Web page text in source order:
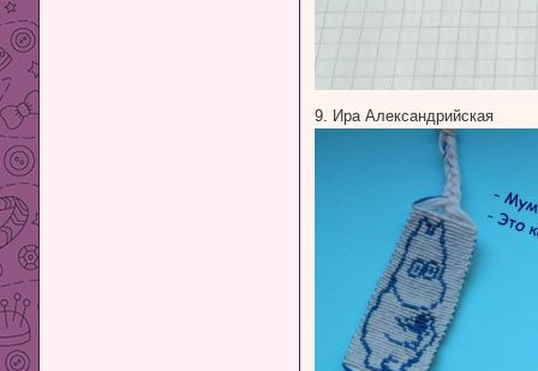
9. Ира Александрийская